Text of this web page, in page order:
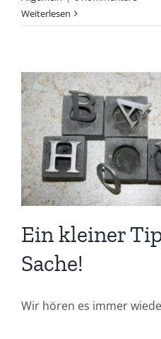
Weiterlesen
Ein kleiner
Sache!
Wir hören es immer